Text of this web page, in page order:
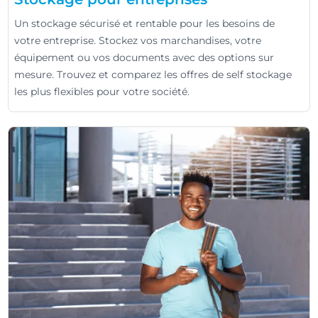
Un stockage sécurisé et rentable pour les besoins de
votre entreprise. Stockez vos marchandises, votre
équipement ou vos documents avec des options sur
mesure. Trouvez et comparez les offres de self stockage
les plus flexibles pour votre société.